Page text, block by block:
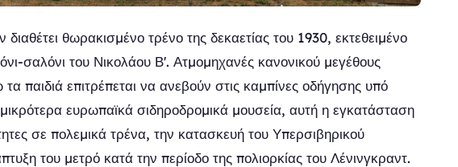
θωρακισμένο τρένο της δεκαετίας του 1930, εκτεθειμένο
σαλόνι του Νικολάου Β'. Ατμομηχανές κανονικού μεγέθους
παιδιά επιτρέπεται να ανεβούν στις καμπίνες οδήγησης υπό
ευρωπαϊκά σιδηροδρομικά μουσεία, αυτή η εγκατάσταση
σε πολεμικά τρένα, την κατασκευή του Υπερσιβηρικού
του μετρό κατά την περίοδο της πολιορκίας του Λένινγκραντ.